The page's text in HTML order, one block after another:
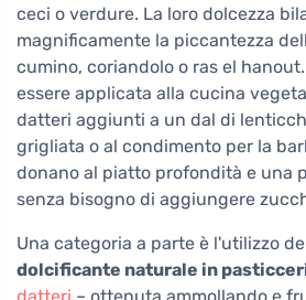
ceci o verdure. La loro dolcezza
magnificamente la piccantezza
cumino, coriandolo o ras el
essere applicata alla cucina
datteri aggiunti a un dal di
grigliata o al condimento per la
donano al piatto profondità e una
senza bisogno di aggiungere
Una categoria a parte è l'utilizzo
dolcificante naturale in